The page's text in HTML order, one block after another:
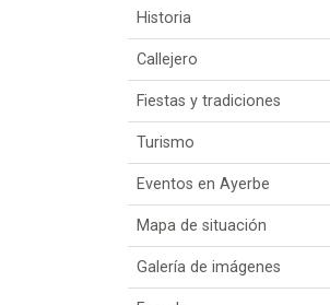
Historia
Callejero
Fiestas y tradiciones
Turismo
Eventos en Ayerbe
Mapa de situación
Galería de imágenes